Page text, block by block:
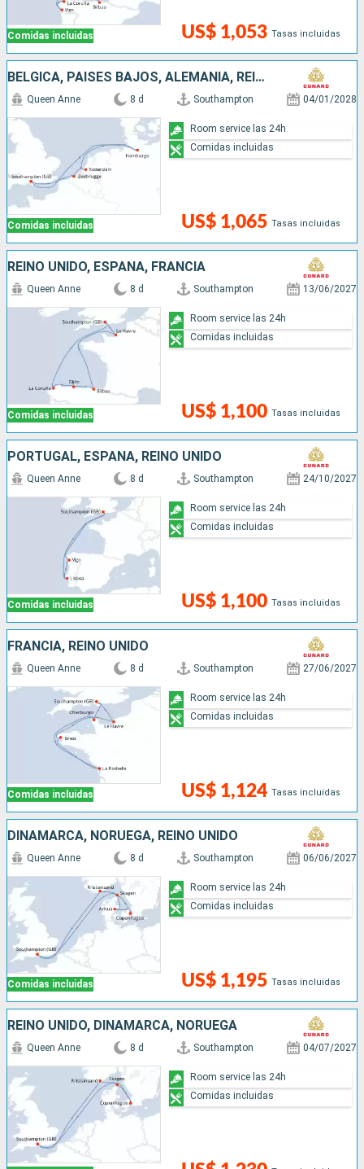
Comidas incluidas US$ 1,053 Tasas incluidas
BÉLGICA, PAISES BAJOS, ALEMANIA, REINO UNIDO
Comidas incluidas
Queen Anne 8 d Southampton 04/01/2028
US$ 1,065 Tasas incluidas
Room service las 24h
Comidas incluidas
REINO UNIDO, ESPAÑA, FRANCIA
Comidas incluidas
Queen Anne 8 d Southampton 13/06/2027
US$ 1,100 Tasas incluidas
Room service las 24h
Comidas incluidas
PORTUGAL, ESPAÑA, REINO UNIDO
Comidas incluidas
Queen Anne 8 d Southampton 24/10/2027
US$ 1,100 Tasas incluidas
Room service las 24h
Comidas incluidas
FRANCIA, REINO UNIDO
Comidas incluidas
Queen Anne 8 d Southampton 27/06/2027
US$ 1,124 Tasas incluidas
Room service las 24h
Comidas incluidas
DINAMARCA, NORUEGA, REINO UNIDO
Comidas incluidas
Queen Anne 8 d Southampton 06/06/2027
US$ 1,195 Tasas incluidas
Room service las 24h
Comidas incluidas
REINO UNIDO, DINAMARCA, NORUEGA
Queen Anne 8 d Southampton 04/07/2027
Room service las 24h
Comidas incluidas